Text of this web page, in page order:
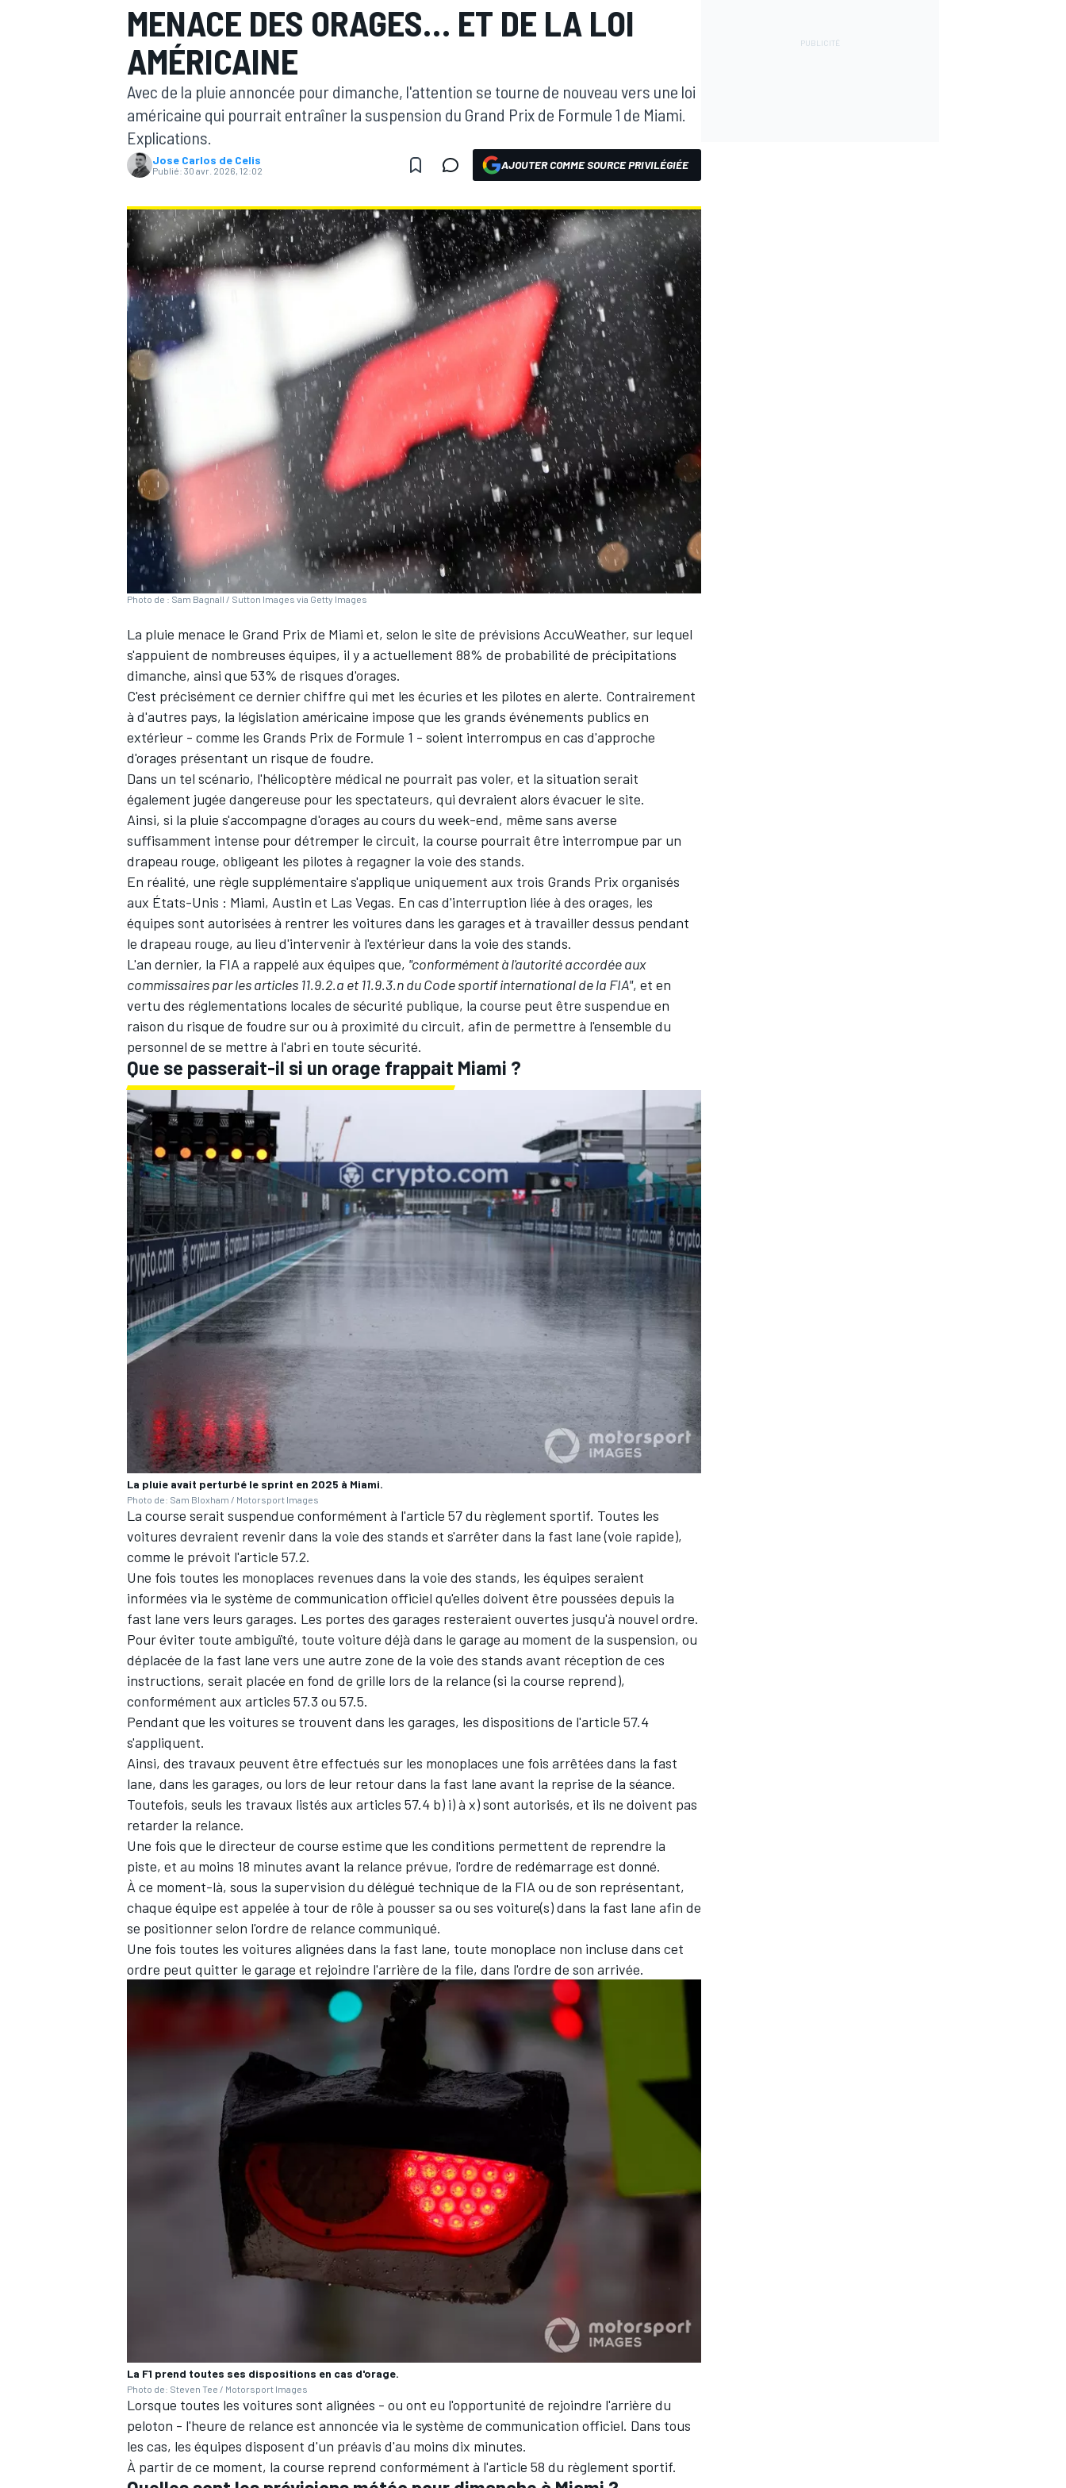
MOTOGP
WRC
WEC
AUTRES CHAMPIONNATS
MENACE DES ORAGES… ET DE LA LOI
AMÉRICAINE
Avec de la pluie annoncée pour dimanche, l'attention se tourne de nouveau vers une loi
américaine qui pourrait entraîner la suspension du Grand Prix de Formule 1 de Miami.
Explications.
Jose Carlos de Celis
Publié: 30 avr. 2026, 12:02 AJOUTER COMME SOURCE PRIVILÉGIÉE
Photo de : Sam Bagnall / Sutton Images via Getty Images
La pluie menace le Grand Prix de Miami et, selon le site de prévisions AccuWeather, sur lequel
s'appuient de nombreuses équipes, il y a actuellement 88% de probabilité de précipitations
dimanche, ainsi que 53% de risques d'orages.
C'est précisément ce dernier chiffre qui met les écuries et les pilotes en alerte. Contrairement
à d'autres pays, la législation américaine impose que les grands événements publics en
extérieur - comme les Grands Prix de Formule 1 - soient interrompus en cas d'approche
d'orages présentant un risque de foudre.
Dans un tel scénario, l'hélicoptère médical ne pourrait pas voler, et la situation serait
également jugée dangereuse pour les spectateurs, qui devraient alors évacuer le site.
Ainsi, si la pluie s'accompagne d'orages au cours du week-end, même sans averse
suffisamment intense pour détremper le circuit, la course pourrait être interrompue par un
drapeau rouge, obligeant les pilotes à regagner la voie des stands.
En réalité, une règle supplémentaire s'applique uniquement aux trois Grands Prix organisés
aux États-Unis : Miami, Austin et Las Vegas. En cas d'interruption liée à des orages, les
équipes sont autorisées à rentrer les voitures dans les garages et à travailler dessus pendant
le drapeau rouge, au lieu d'intervenir à l'extérieur dans la voie des stands.
L'an dernier, la FIA a rappelé aux équipes que, "conformément à l'autorité accordée aux
commissaires par les articles 11.9.2.a et 11.9.3.n du Code sportif international de la FIA", et en
vertu des réglementations locales de sécurité publique, la course peut être suspendue en
raison du risque de foudre sur ou à proximité du circuit, afin de permettre à l'ensemble du
personnel de se mettre à l'abri en toute sécurité.
Que se passerait-il si un orage frappait Miami ?
La pluie avait perturbé le sprint en 2025 à Miami.
Photo de: Sam Bloxham / Motorsport Images
La course serait suspendue conformément à l'article 57 du règlement sportif. Toutes les
voitures devraient revenir dans la voie des stands et s'arrêter dans la fast lane (voie rapide),
comme le prévoit l'article 57.2.
Une fois toutes les monoplaces revenues dans la voie des stands, les équipes seraient
informées via le système de communication officiel qu'elles doivent être poussées depuis la
fast lane vers leurs garages. Les portes des garages resteraient ouvertes jusqu'à nouvel ordre.
Pour éviter toute ambiguïté, toute voiture déjà dans le garage au moment de la suspension, ou
déplacée de la fast lane vers une autre zone de la voie des stands avant réception de ces
instructions, serait placée en fond de grille lors de la relance (si la course reprend),
conformément aux articles 57.3 ou 57.5.
Pendant que les voitures se trouvent dans les garages, les dispositions de l'article 57.4
s'appliquent.
Ainsi, des travaux peuvent être effectués sur les monoplaces une fois arrêtées dans la fast
lane, dans les garages, ou lors de leur retour dans la fast lane avant la reprise de la séance.
Toutefois, seuls les travaux listés aux articles 57.4 b) i) à x) sont autorisés, et ils ne doivent pas
retarder la relance.
Une fois que le directeur de course estime que les conditions permettent de reprendre la
piste, et au moins 18 minutes avant la relance prévue, l'ordre de redémarrage est donné.
À ce moment-là, sous la supervision du délégué technique de la FIA ou de son représentant,
chaque équipe est appelée à tour de rôle à pousser sa ou ses voiture(s) dans la fast lane afin de
se positionner selon l'ordre de relance communiqué.
Une fois toutes les voitures alignées dans la fast lane, toute monoplace non incluse dans cet
ordre peut quitter le garage et rejoindre l'arrière de la file, dans l'ordre de son arrivée.
La F1 prend toutes ses dispositions en cas d'orage.
Photo de: Steven Tee / Motorsport Images
Lorsque toutes les voitures sont alignées - ou ont eu l'opportunité de rejoindre l'arrière du
peloton - l'heure de relance est annoncée via le système de communication officiel. Dans tous
les cas, les équipes disposent d'un préavis d'au moins dix minutes.
À partir de ce moment, la course reprend conformément à l'article 58 du règlement sportif.